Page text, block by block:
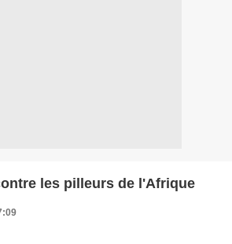
les pilleurs de l'Afrique